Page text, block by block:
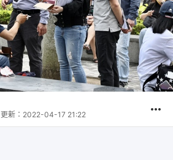
更新： 2022-04-17 21:22